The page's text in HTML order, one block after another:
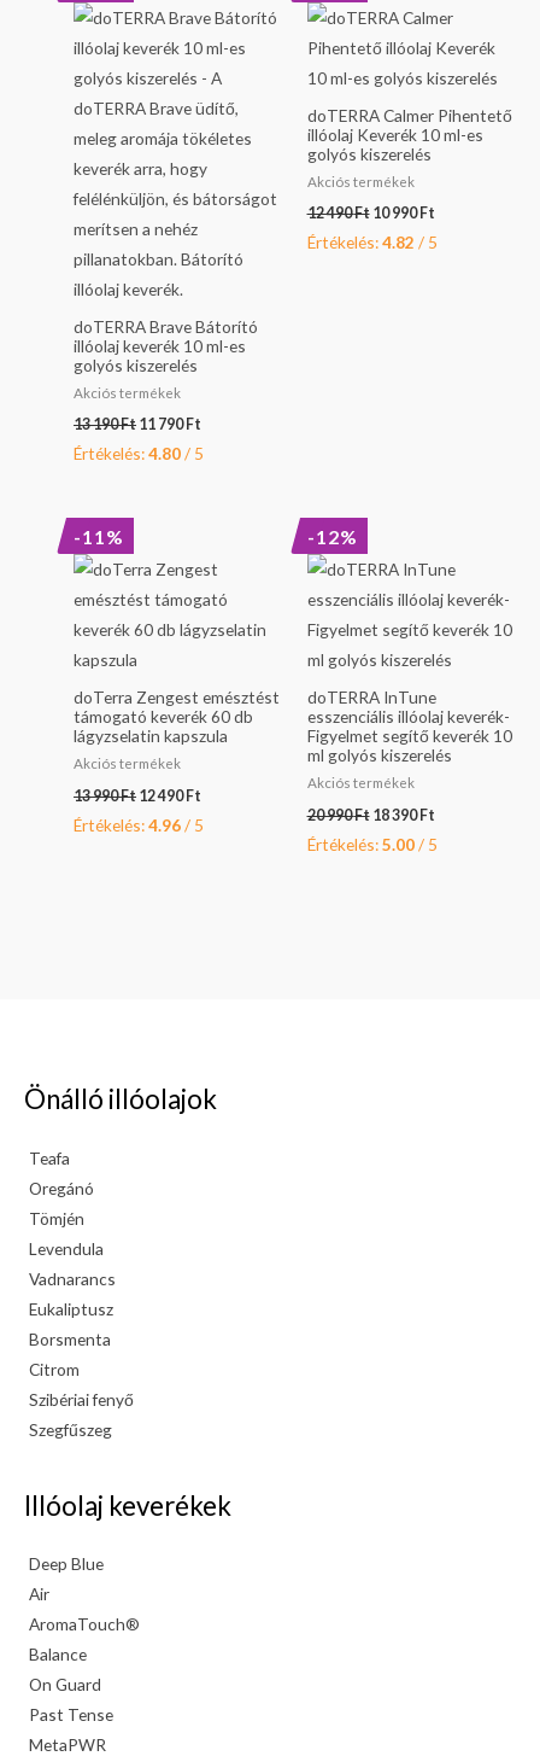
doTERRA Brave Bátorító
illóolaj keverék 10 ml-es
golyós kiszerelés
Akciós termékek
13 190Ft
was:
190 Ft.
11 790 Ft
is:
790 Ft.
Értékelés:4.80/ 5
doTERRA Calmer Pihentető
illóolaj Keverék 10 ml-es
golyós kiszerelés
Akciós termékek
12 490Ft
was:
490 Ft.
10 990 Ft
is:
990 Ft.
Értékelés:4.82 / 5
-11%
doTerra Zengest emésztést
támogató keverék 60 db
lágyzselatin kapszula
Akciós termékek
13 990Ft
was:
990 Ft.
12 490 Ft
is:
490 Ft.
Értékelés:4.96/ 5
-12%
doTERRA InTune
esszenciális illóolaj keverék-
Figyelmet segítő keverék 10
ml golyós kiszerelés
Akciós termékek
20 990Ft
was:
990 Ft.
18 390 Ft
is:
390 Ft.
Értékelés:5.00/ 5
Önálló illóolajok
Teafa
Oregánó
Tömjén
Levendula
Vadnarancs
Eukaliptusz
Borsmenta
Citrom
Szibériai fenyő
Szegfűszeg
Illóolaj keverékek
Deep Blue
Air
AromaTouch®
Balance
On Guard
Past Tense
MetaPWR